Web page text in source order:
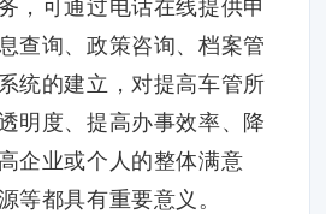
，可通过电话在线提供申
查询、政策咨询、档案管
统的建立，对提高车管所
明度、提高办事效率、降
企业或个人的整体满意
等都具有重要意义。